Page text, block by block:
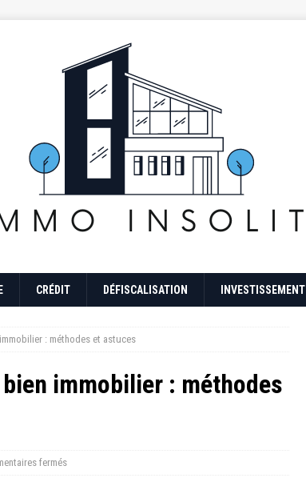
CRÉDIT DÉFISCALISATION INVESTISSEMENT
: méthodes et astuces
immobilier : méthodes
fermés